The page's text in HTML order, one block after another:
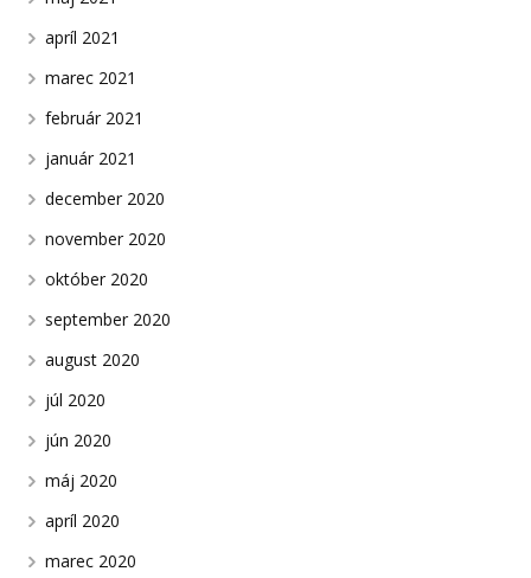
apríl 2021
marec 2021
február 2021
január 2021
december 2020
november 2020
október 2020
september 2020
august 2020
júl 2020
jún 2020
máj 2020
apríl 2020
marec 2020